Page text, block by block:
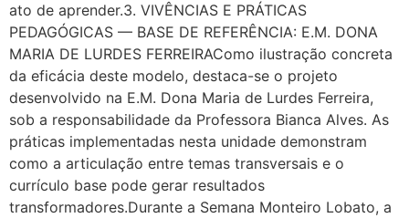
ato de aprender.3. VIVÊNCIAS E PRÁTICAS
PEDAGÓGICAS — BASE DE REFERÊNCIA: E.M. DONA
MARIA DE LURDES FERREIRAComo ilustração concreta
da eficácia deste modelo, destaca-se o projeto
desenvolvido na E.M. Dona Maria de Lurdes Ferreira,
sob a responsabilidade da Professora Bianca Alves. As
práticas implementadas nesta unidade demonstram
como a articulação entre temas transversais e o
currículo base pode gerar resultados
transformadores.Durante a Semana Monteiro Lobato, a